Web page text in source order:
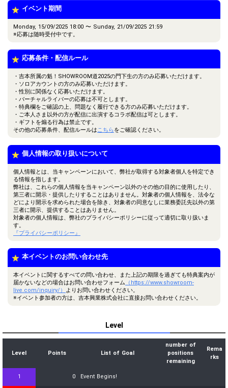
イベント期間
Monday, 15/09/2025 18:00 〜 Sunday, 21/09/2025 21:59
※応募は随時受付中です。
応募条件・配信ルール
・吉本所属の魁！SHOWROOM道2025の門下生の方のみ応募いただけます。
・ソロアカウントの方のみ応募いただけます。
・性別に関係なく応募いただけます。
・バーチャルライバーの応募は不可とします。
・特典欄をご確認の上、問題なく履行できる方のみ応募いただけます。
・ご本人さま以外の方が配信に出演するコラボ配信は可とします。
・ギフトを煽る行為は禁止です。
その他の応募条件、配信ルールはこちらをご確認ください。
個人情報の取り扱いについて
個人情報とは、当キャンペーンにおいて、弊社が取得する対象者個人を特定でき
る情報を指します。
弊社は、これらの個人情報を当キャンペーン以外のその他の目的に使用したり、
第三者に開示・提供したりすることはありません。対象者の個人情報を、法令な
どにより開示を求められた場合を除き、対象者の同意なしに業務委託先以外の第
三者に開示、提供することはありません。
対象者の個人情報は、弊社のプライバシーポリシーに従って適切に取り扱いま
す。
『プライバシーポリシー』
本イベントのお問い合わせ先
本イベントに関するすべての問い合わせ、また上記の期限を過ぎても特典案内が
届かないなどの場合はお問い合わせフォーム （https://www.showroom-
live.com/inquiry/） よりお問い合わせください。
※イベント参加者の方は、吉本興業株式会社に直接お問い合わせください。
Level
Level Points List of Goal
number of
positions
remaining
Rema
rks
1 0 Event Begins!